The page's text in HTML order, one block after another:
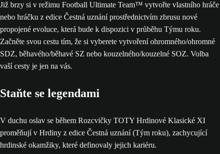
Již brzy si v režimu Football Ultimate Team™ vytvořte vlastního hráče
nebo hráčku z edice Čestná uznání prostřednictvím zbrusu nové
propojené evoluce, která bude k dispozici v průběhu Týmu roku.
Začněte svou cestu tím, že si vyberete vytvoření ohromného/ohromné
SDZ, běhavého/běhavé SZ nebo kouzelného/kouzelné SOZ. Volba
vaší cesty je jen na vás.
Staňte se legendami
V duchu oslav se během Rozcvičky TOTY Hrdinové Klasické XI
proměňují v Hrdiny z edice Čestná uznání (Tým roku), zachycující
hrdinské okamžiky, které definovaly jejich kariéru.